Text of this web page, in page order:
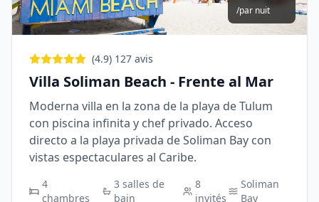
/par nuit
(4.9) 127 avis
Villa Soliman Beach - Frente al Mar
Moderna villa en la zona de la playa de Tulum
con piscina infinita y chef privado. Acceso
directo a la playa privada de Soliman Bay con
vistas espectaculares al Caribe.
4
chambres
3 salles de
bain
8
invités
Soliman
Bay